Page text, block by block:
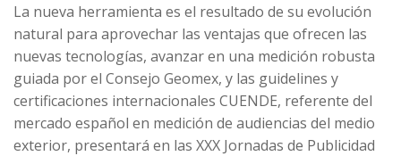
La nueva herramienta es el resultado de su evolución
natural para aprovechar las ventajas que ofrecen las
nuevas tecnologías, avanzar en una medición robusta
guiada por el Consejo Geomex, y las guidelines y
certificaciones internacionales CUENDE, referente del
mercado español en medición de audiencias del medio
exterior, presentará en las XXX Jornadas de Publicidad